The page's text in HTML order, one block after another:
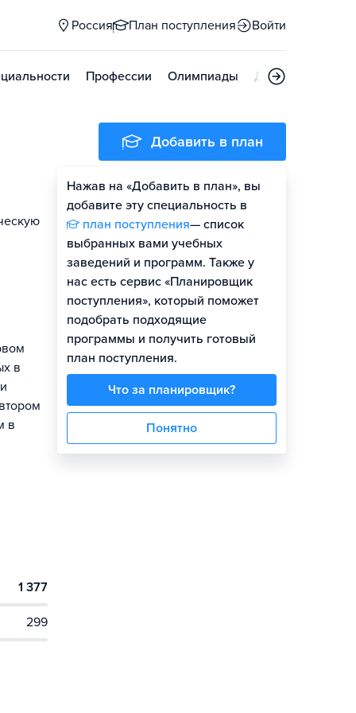
Россия План поступления Войти
Профессии Олимпиады Дни открытых
в
в
1 377
299
Добавить в план
Нажав на «Добавить в план», вы
добавите эту специальность в
план поступления— список
выбранных вами учебных
заведений и программ. Также у
нас есть сервис «Планировщик
поступления», который поможет
подобрать подходящие
программы и получить готовый
план поступления.
Что за планировщик?
Понятно